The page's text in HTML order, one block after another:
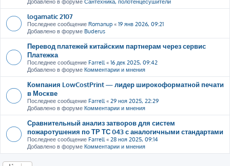
logamatic 2107
Последнее сообщение Romanup « 19 янв 2026, 09:21
Добавлено в форуме Buderus
Перевод платежей китайским партнерам через сервис
Платежка
Последнее сообщение Farrell « 16 дек 2025, 09:42
Добавлено в форуме Комментарии и мнения
Компания LowCostPrint — лидер широкоформатной печати
в Москве
Последнее сообщение Farrell « 29 ноя 2025, 22:29
Добавлено в форуме Комментарии и мнения
Сравнительный анализ затворов для систем
пожаротушения по ТР ТС 043 с аналогичными стандартами
Последнее сообщение Farrell « 28 ноя 2025, 09:14
Добавлено в форуме Комментарии и мнения